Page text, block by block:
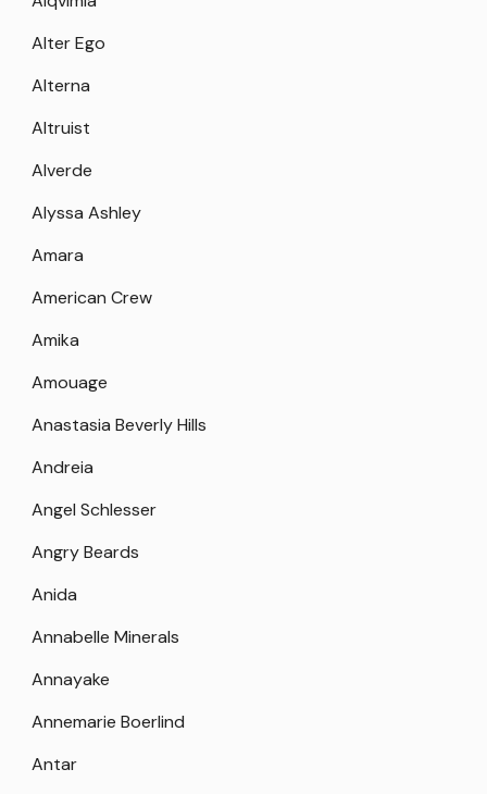
Alter Ego
Alterna
Altruist
Alverde
Alyssa Ashley
Amara
American Crew
Amika
Amouage
Anastasia Beverly Hills
Andreia
Angel Schlesser
Angry Beards
Anida
Annabelle Minerals
Annayake
Annemarie Boerlind
Antar